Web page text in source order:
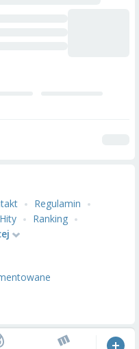
Regulamin
Hity
Ranking